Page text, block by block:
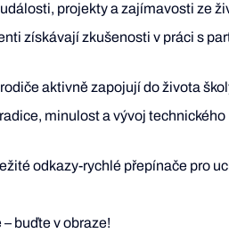
projekty a zajímavosti ze
získávají zkušenosti v práci s
aktivně zapojují do života
minulost a vývoj technického
odkazy-rychlé přepínače pro
buďte v obraze!